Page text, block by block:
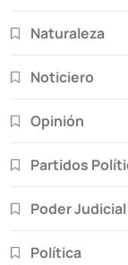
Naturaleza
Noticiero
Opinión
Partidos
Poder Judicial
Política